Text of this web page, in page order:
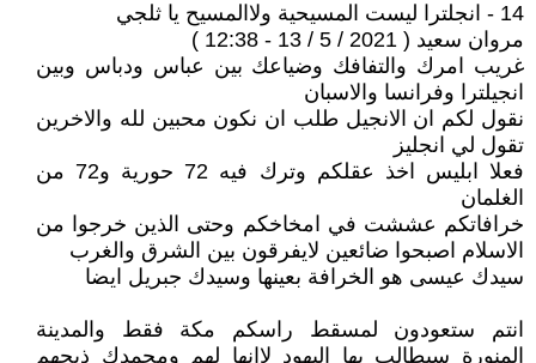
14 - انجلترا ليست المسيحية ولاالمسيح يا ثلجي
مروان سعيد ( 2021 / 5 / 13 - 12:38 )
غريب امرك والتفافك وضياعك بين عباس ودباس وبين
انجيلترا وفرانسا والاسبان
نقول لكم ان الانجيل طلب ان نكون محبين لله والاخرين
تقول لي انجليز
فعلا ابليس اخذ عقلكم وترك فيه 72 حورية و72 من
الغلمان
خرافاتكم عششت في امخاخكم وحتى الذين خرجوا من
الاسلام اصبحوا ضائعين لايفرقون بين الشرق والغرب
سيدك عيسى هو الخرافة بعينها وسيدك جبريل ايضا
انتم ستعودون لمسقط راسكم مكة فقط والمدينة
المنورة سيطالب بها اليهود لاانها لهم ومحمدك ذبحهم